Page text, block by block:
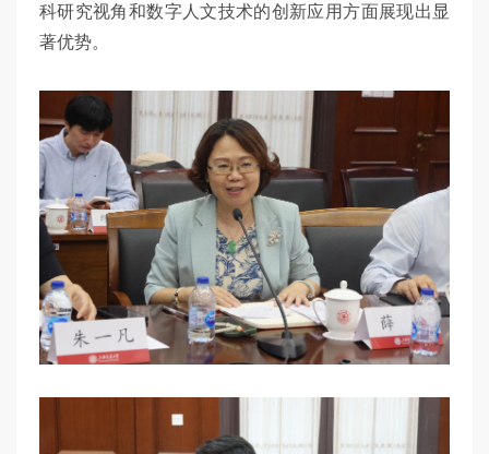
科研究视角和数字人文技术的创新应用方面展现出显
著优势。